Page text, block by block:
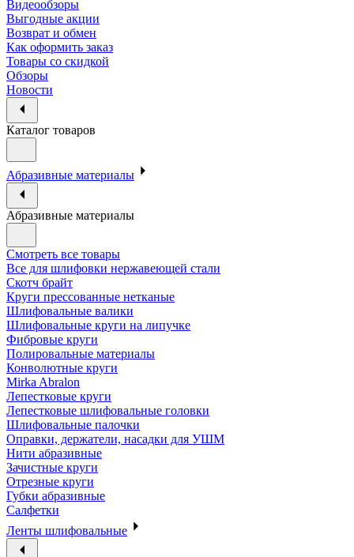
Видеообзоры
Выгодные акции
Возврат и обмен
Как оформить заказ
Товары со скидкой
Обзоры
Новости
Каталог товаров
Абразивные материалы
Абразивные материалы
Смотреть все товары
Все для шлифовки нержавеющей стали
Скотч брайт
Круги прессованные нетканые
Шлифовальные валики
Шлифовальные круги на липучке
Фибровые круги
Полировальные материалы
Конволютные круги
Mirka Abralon
Лепестковые круги
Лепестковые шлифовальные головки
Шлифовальные палочки
Оправки, держатели, насадки для УШМ
Нити абразивные
Зачистные круги
Отрезные круги
Губки абразивные
Салфетки
Ленты шлифовальные